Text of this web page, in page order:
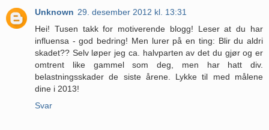
Unknown 29. desember 2012 kl. 13:31
Hei! Tusen takk for motiverende blogg! Leser at du har
influensa - god bedring! Men lurer på en ting: Blir du aldri
skadet?? Selv løper jeg ca. halvparten av det du gjør og er
omtrent like gammel som deg, men har hatt div.
belastningsskader de siste årene. Lykke til med målene
dine i 2013!
Svar